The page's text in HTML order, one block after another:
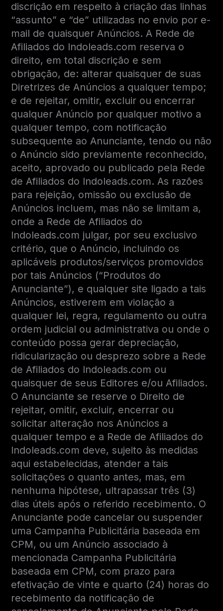
discrição em respeito à criação das linhas
“assunto” e “de” utilizadas no envio por e-
mail de quaisquer Anúncios. A Rede de
Afiliados do Indoleads.com reserva o
direito, em total discrição e sem
obrigação, de: alterar quaisquer de suas
Diretrizes de Anúncios a qualquer tempo;
e de rejeitar, omitir, excluir ou encerrar
qualquer Anúncio por qualquer motivo a
qualquer tempo, com notificação
subsequente ao Anunciante, tendo ou não
o Anúncio sido previamente reconhecido,
aceito, aprovado ou publicado pela Rede
de Afiliados do Indoleads.com. As razões
para rejeição, omissão ou exclusão de
Anúncios incluem, mas não se limitam a,
onde a Rede de Afiliados do
Indoleads.com julgar, por seu exclusivo
critério, que o Anúncio, incluindo os
aplicáveis produtos/serviços promovidos
por tais Anúncios (“Produtos do
Anunciante”), e qualquer site ligado a tais
Anúncios, estiverem em violação a
qualquer lei, regra, regulamento ou outra
ordem judicial ou administrativa ou onde o
conteúdo possa gerar depreciação,
ridicularização ou desprezo sobre a Rede
de Afiliados do Indoleads.com ou
quaisquer de seus Editores e/ou Afiliados.
O Anunciante se reserve o Direito de
rejeitar, omitir, excluir, encerrar ou
solicitar alteração nos Anúncios a
qualquer tempo e a Rede de Afiliados do
Indoleads.com deve, sujeito às medidas
aqui estabelecidas, atender a tais
solicitações o quanto antes, mas, em
nenhuma hipótese, ultrapassar três (3)
dias úteis após o referido recebimento. O
Anunciante pode cancelar ou suspender
uma Campanha Publicitária baseada em
CPM, ou um Anúncio associado à
mencionada Campanha Publicitária
baseada em CPM, com prazo para
efetivação de vinte e quarto (24) horas do
recebimento da notificação de